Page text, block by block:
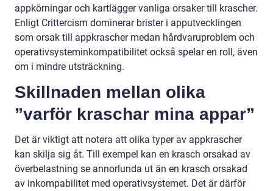
appkörningar och kartlägger vanliga orsaker till krascher.
Enligt Crittercism dominerar brister i apputvecklingen
som orsak till appkrascher medan hårdvaruproblem och
operativsysteminkompatibilitet också spelar en roll, även
om i mindre utsträckning.
Skillnaden mellan olika
”varför kraschar mina appar”
Det är viktigt att notera att olika typer av appkrascher
kan skilja sig åt. Till exempel kan en krasch orsakad av
överbelastning se annorlunda ut än en krasch orsakad
av inkompabilitet med operativsystemet. Det är därför